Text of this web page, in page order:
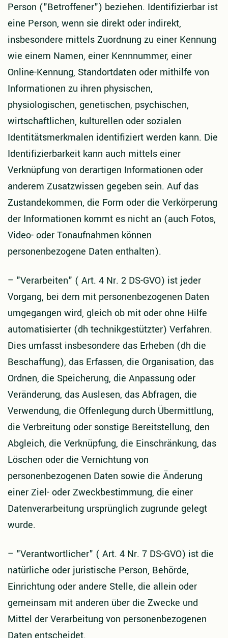
Person ("Betroffener") beziehen. Identifizierbar ist
eine Person, wenn sie direkt oder indirekt,
insbesondere mittels Zuordnung zu einer Kennung
wie einem Namen, einer Kennnummer, einer
Online-Kennung, Standortdaten oder mithilfe von
Informationen zu ihren physischen,
physiologischen, genetischen, psychischen,
wirtschaftlichen, kulturellen oder sozialen
Identitätsmerkmalen identifiziert werden kann. Die
Identifizierbarkeit kann auch mittels einer
Verknüpfung von derartigen Informationen oder
anderem Zusatzwissen gegeben sein. Auf das
Zustandekommen, die Form oder die Verkörperung
der Informationen kommt es nicht an (auch Fotos,
Video- oder Tonaufnahmen können
personenbezogene Daten enthalten).
– "Verarbeiten" ( Art. 4 Nr. 2 DS-GVO) ist jeder
Vorgang, bei dem mit personenbezogenen Daten
umgegangen wird, gleich ob mit oder ohne Hilfe
automatisierter (dh technikgestützter) Verfahren.
Dies umfasst insbesondere das Erheben (dh die
Beschaffung), das Erfassen, die Organisation, das
Ordnen, die Speicherung, die Anpassung oder
Veränderung, das Auslesen, das Abfragen, die
Verwendung, die Offenlegung durch Übermittlung,
die Verbreitung oder sonstige Bereitstellung, den
Abgleich, die Verknüpfung, die Einschränkung, das
Löschen oder die Vernichtung von
personenbezogenen Daten sowie die Änderung
einer Ziel- oder Zweckbestimmung, die einer
Datenverarbeitung ursprünglich zugrunde gelegt
wurde.
– "Verantwortlicher" ( Art. 4 Nr. 7 DS-GVO) ist die
natürliche oder juristische Person, Behörde,
Einrichtung oder andere Stelle, die allein oder
gemeinsam mit anderen über die Zwecke und
Mittel der Verarbeitung von personenbezogenen